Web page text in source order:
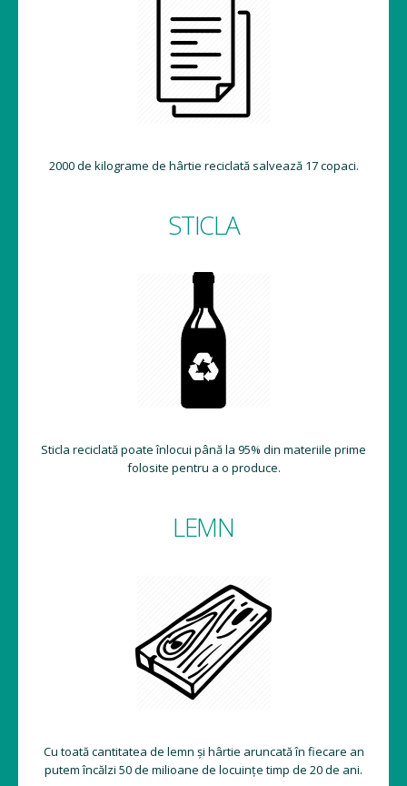
2000 de kilograme de hârtie reciclată salvează 17 copaci.
STICLA
Sticla reciclată poate înlocui până la 95% din materiile prime
folosite pentru a o produce.
LEMN
Cu toată cantitatea de lemn și hârtie aruncată în fiecare an
putem încălzi 50 de milioane de locuințe timp de 20 de ani.